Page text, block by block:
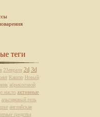
теги
23евраля 2d 3d
Кашпо Новый
абрикосовой
масло активные
альгиновый гель
английская
средства